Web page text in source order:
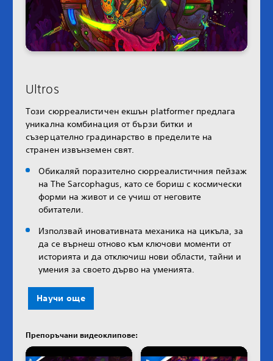
Ultros
Този сюрреалистичен екшън platformer предлага
уникална комбинация от бързи битки и
съзерцателно градинарство в пределите на
странен извънземен свят.
Обикаляй поразително сюрреалистичния пейзаж
на The Sarcophagus, като се бориш с космически
форми на живот и се учиш от неговите
обитатели.
Използвай иновативната механика на цикъла, за
да се върнеш отново към ключови моменти от
историята и да отключиш нови области, тайни и
умения за своето дърво на уменията.
Научи още
Препоръчани видеоклипове: